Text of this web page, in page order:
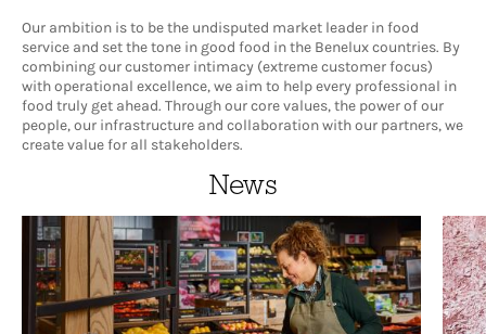
Our ambition is to be the undisputed market leader in food
service and set the tone in good food in the Benelux countries. By
combining our customer intimacy (extreme customer focus)
with operational excellence, we aim to help every professional in
food truly get ahead. Through our core values, the power of our
people, our infrastructure and collaboration with our partners, we
create value for all stakeholders.
News